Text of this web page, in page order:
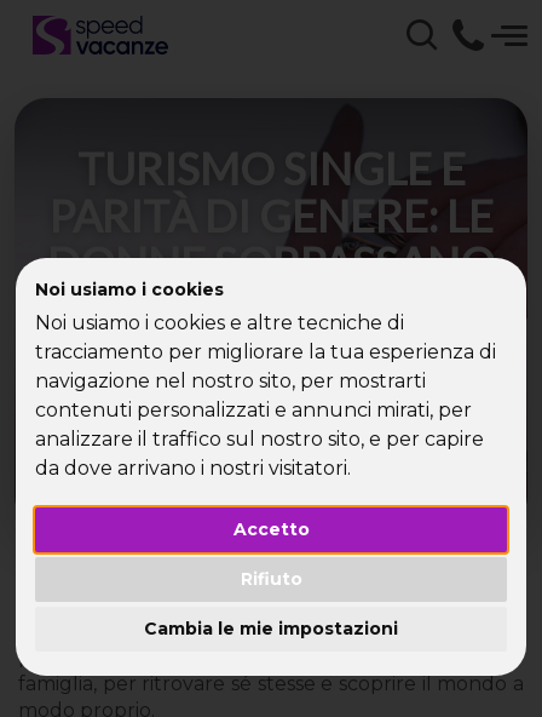
Noi usiamo i cookies
Noi usiamo i cookies e altre tecniche di
tracciamento per migliorare la tua esperienza di
navigazione nel nostro sito, per mostrarti
contenuti personalizzati e annunci mirati, per
analizzare il traffico sul nostro sito, e per capire
da dove arrivano i nostri visitatori.
Accetto
Rifiuto
Cambia le mie impostazioni
TURISMO SINGLE E
PARITÀ DI GENERE: LE
DONNE SORPASSANO
GLI UOMINI
L’84% dei viaggiatori solitari è donna:
indipendenza, sicurezza e nuove mete
ridisegnano il volto del settore.
turismo dei single
essere unfenomeno di nicchiaper diventare un
trend strutturale del mercatodei viaggi. Sempre
più persone scelgono di partire senza partner o
famiglia, per ritrovare sé stesse e scoprire il mondo a
modo proprio.